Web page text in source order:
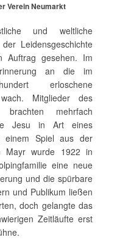
Verein Neumarkt
und weltliche
Leidensgeschichte
Auftrag gesehen. Im
an die im
erloschene
Mitglieder des
brachten mehrfach
Jesu in Art eines
einem Spiel aus der
Mayr wurde 1922 in
eine neue
und die spürbare
und Publikum ließen
doch gelangte das
Zeitläufte erst